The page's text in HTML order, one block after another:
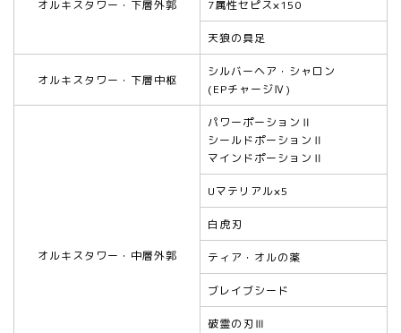
オルキスタワー・下層外郭 7属性セピス×150
天狼の具足
オルキスタワー・下層中枢
シルバーヘア・シャロン
(EPチャージⅣ)
オルキスタワー・中層外郭
パワーポーションⅡ
シールドポーションⅡ
マインドポーションⅡ
Uマテリアル×5
白虎刃
ティア・オルの薬
ブレイブシード
破霊の刃Ⅲ